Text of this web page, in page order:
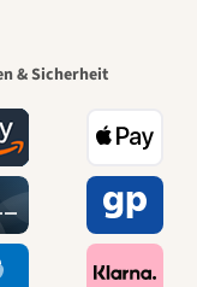
& Sicherheit